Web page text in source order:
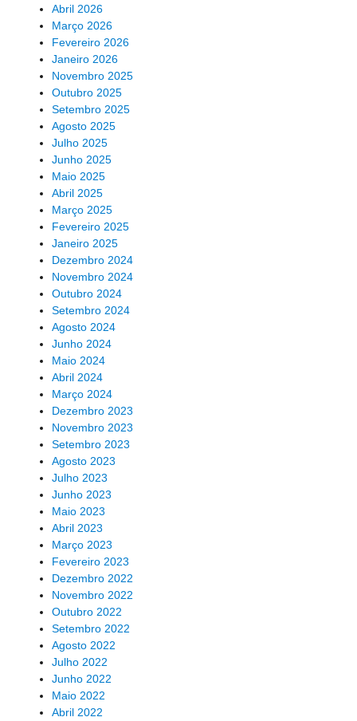
Abril 2026
Março 2026
Fevereiro 2026
Janeiro 2026
Novembro 2025
Outubro 2025
Setembro 2025
Agosto 2025
Julho 2025
Junho 2025
Maio 2025
Abril 2025
Março 2025
Fevereiro 2025
Janeiro 2025
Dezembro 2024
Novembro 2024
Outubro 2024
Setembro 2024
Agosto 2024
Junho 2024
Maio 2024
Abril 2024
Março 2024
Dezembro 2023
Novembro 2023
Setembro 2023
Agosto 2023
Julho 2023
Junho 2023
Maio 2023
Abril 2023
Março 2023
Fevereiro 2023
Dezembro 2022
Novembro 2022
Outubro 2022
Setembro 2022
Agosto 2022
Julho 2022
Junho 2022
Maio 2022
Abril 2022